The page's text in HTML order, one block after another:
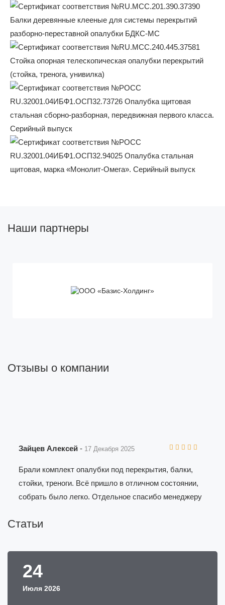
Наши партнеры
Отзывы о компании
Зайцев Алексей - 17 Декабря 2025
Брали комплект опалубки под перекрытия, балки,
стойки, треноги. Всё пришло в отличном состоянии,
собрать было легко. Отдельное спасибо менеджеру
после обеда уже выгружали материал на объекте.
быстро, без придирок, залог вернули полностью.
Теперь рекомендую компанию коллегам, потому что
приятно, когда всё по-честному и без сюрпризов.
Статьи
24
Июля 2026